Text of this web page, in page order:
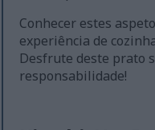
Conhecer estes
experiência de
Desfrute deste prato
responsabilidade!